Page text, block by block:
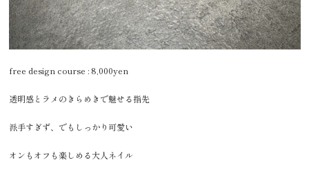
free design course : 8,000yen
透明感とラメのきらめきで魅せる指先
派手すぎず、でもしっかり可愛い
オンもオフも楽しめる大人ネイル